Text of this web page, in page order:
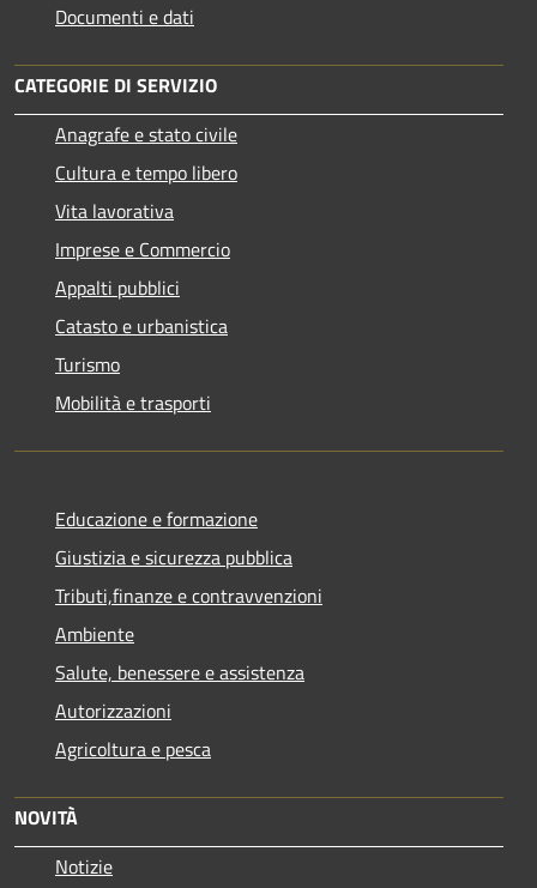
Documenti e dati
CATEGORIE DI SERVIZIO
Anagrafe e stato civile
Cultura e tempo libero
Vita lavorativa
Imprese e Commercio
Appalti pubblici
Catasto e urbanistica
Turismo
Mobilità e trasporti
Educazione e formazione
Giustizia e sicurezza pubblica
Tributi,finanze e contravvenzioni
Ambiente
Salute, benessere e assistenza
Autorizzazioni
Agricoltura e pesca
NOVITÀ
Notizie